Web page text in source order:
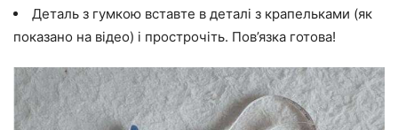
Деталь з гумкою вставте в деталі з крапельками (як
показано на відео) і прострочіть. Пов’язка готова!